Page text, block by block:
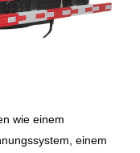
wie einem
einem